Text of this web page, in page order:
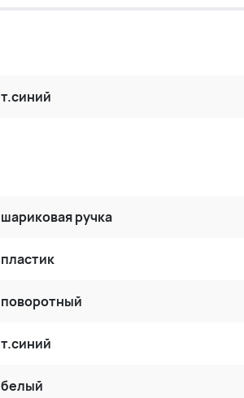
т.синий
шариковая ручка
пластик
поворотный
т.синий
белый